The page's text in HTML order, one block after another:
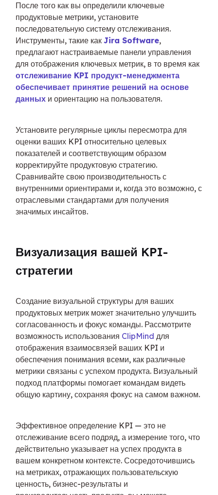
После того как вы определили ключевые
продуктовые метрики, установите
последовательную систему отслеживания.
Инструменты, такие как Jira Software,
предлагают настраиваемые панели управления
отслеживание KPI продукт-менеджмента
обеспечивает принятие решений на основе
данных и ориентацию на пользователя.
Установите регулярные циклы пересмотра для
оценки ваших KPI относительно целевых
показателей и соответствующим образом
корректируйте продуктовую стратегию.
Сравнивайте свою производительность с
внутренними ориентирами и, когда это возможно, с
отраслевыми стандартами для получения
значимых инсайтов.
Визуализация вашей KPI-
стратегии
Создание визуальной структуры для ваших
продуктовых метрик может значительно улучшить
согласованность и фокус команды. Рассмотрите
возможность использования ClipMind для
отображения взаимосвязей ваших KPI и
обеспечения понимания всеми, как различные
метрики связаны с успехом продукта. Визуальный
подход платформы помогает командам видеть
общую картину, сохраняя фокус на самом важном.
Эффективное определение KPI — это не
отслеживание всего подряд, а измерение того, что
действительно указывает на успех продукта в
вашем конкретном контексте. Сосредоточившись
на метриках, отражающих пользовательскую
ценность, бизнес-результаты и